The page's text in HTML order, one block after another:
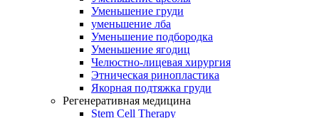
Уменьшение груди
уменьшение лба
Уменьшение подбородка
Уменьшение ягодиц
Челюстно-лицевая хирургия
Этническая ринопластика
Якорная подтяжка груди
Регенеративная медицина
Stem Cell Therapy